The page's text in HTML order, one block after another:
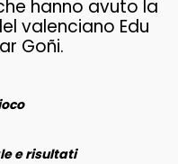
hanno avuto la
valenciano Edu
Goñi.
e risultati